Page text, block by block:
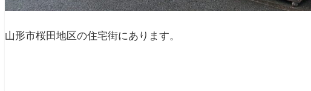
山形市桜田地区の住宅街にあります。